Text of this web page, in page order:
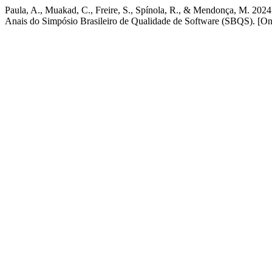
Paula, A., Muakad, C., Freire, S., Spínola, R., & Mendonça, M.
Anais do Simpósio Brasileiro de Qualidade de Software (SBQS).